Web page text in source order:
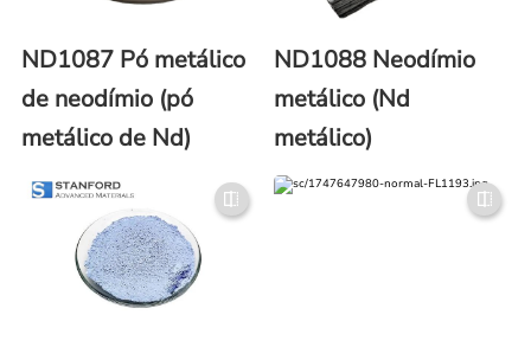
ND1087 Pó metálico
de neodímio (pó
metálico de Nd)
ND1088 Neodímio
metálico (Nd
metálico)